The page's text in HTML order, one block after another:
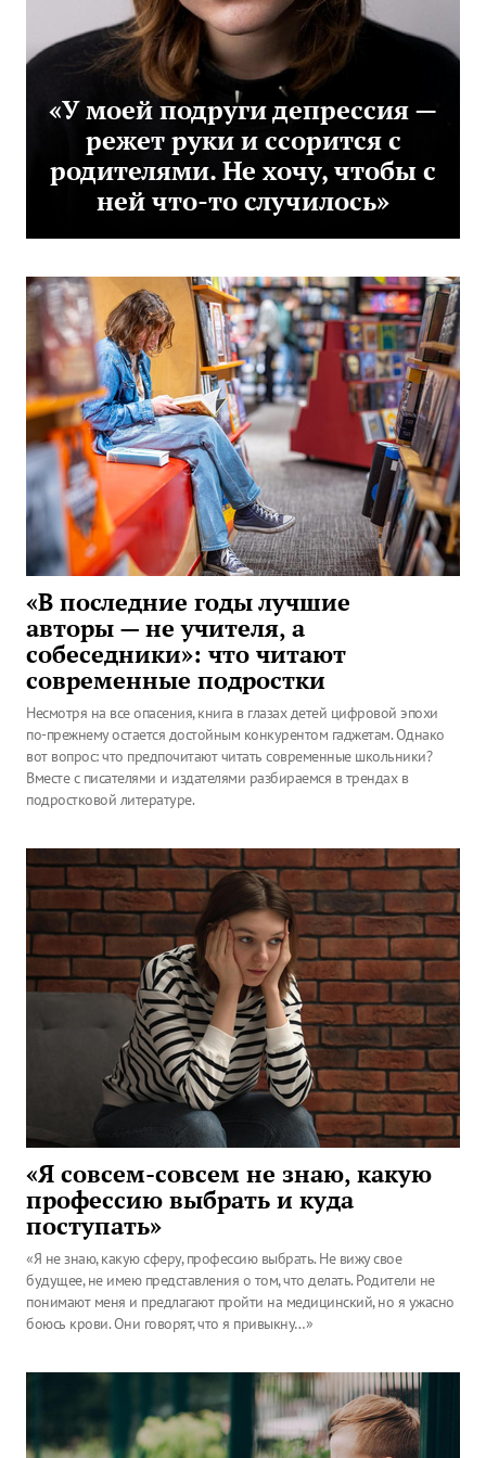
«У моей подруги депрессия —
режет руки и ссорится с
родителями. Не хочу, чтобы с
ней что-то случилось»
«В последние годы лучшие
авторы — не учителя, а
собеседники»: что читают
современные подростки
Несмотря на все опасения, книга в глазах детей цифровой эпохи
по-прежнему остается достойным конкурентом гаджетам. Однако
вот вопрос: что предпочитают читать современные школьники?
Вместе с писателями и издателями разбираемся в трендах в
подростковой литературе.
«Я совсем-совсем не знаю, какую
профессию выбрать и куда
поступать»
«Я не знаю, какую сферу, профессию выбрать. Не вижу свое
будущее, не имею представления о том, что делать. Родители не
понимают меня и предлагают пройти на медицинский, но я ужасно
боюсь крови. Они говорят, что я привыкну…»